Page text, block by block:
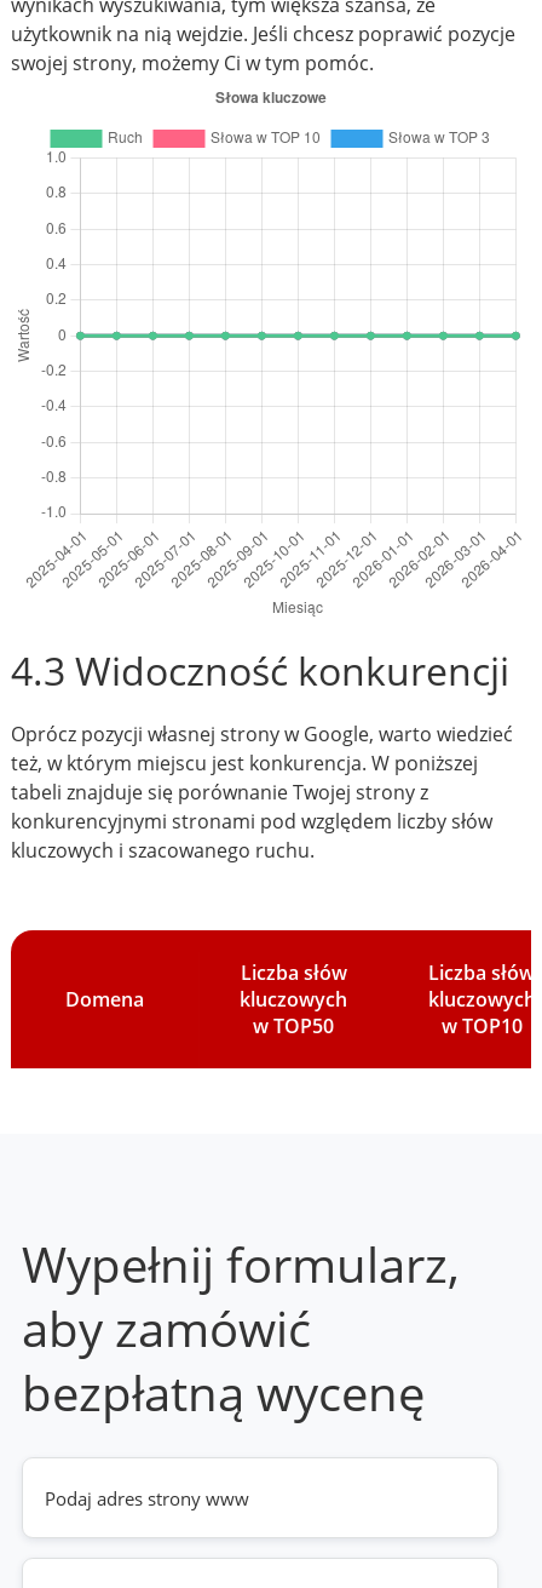
użytkownik na nią wejdzie. Jeśli chcesz poprawić pozycje
swojej strony, możemy Ci w tym pomóc.
4.3 Widoczność konkurencji
Oprócz pozycji własnej strony w Google, warto wiedzieć
też, w którym miejscu jest konkurencja. W poniższej
tabeli znajduje się porównanie Twojej strony z
konkurencyjnymi stronami pod względem liczby słów
kluczowych i szacowanego ruchu.
Domena
Liczba słów
kluczowych
w TOP50
Liczba słów
kluczowych
w TOP10
Wypełnij formularz,
aby zamówić
bezpłatną wycenę
Twoja
strona
www
(wymagane)
Telefon